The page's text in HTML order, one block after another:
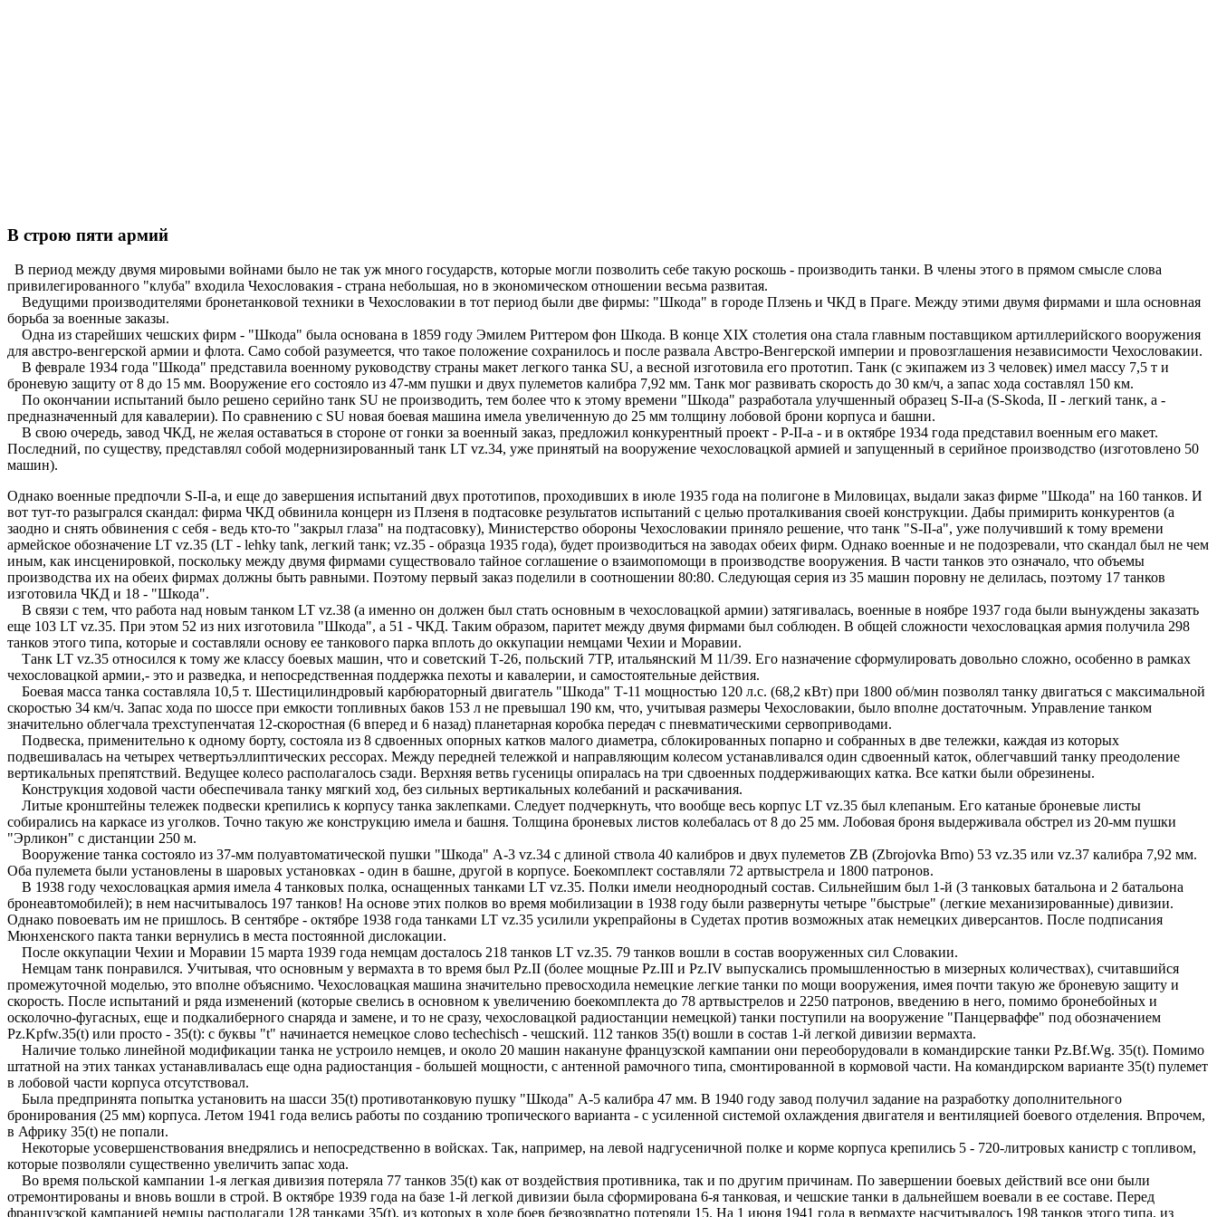
В строю пяти армий
В период между двумя мировыми войнами было не так уж много государств, которые могли позволить себе такую роскошь - производить танки. В члены этого в прямом смысле слова
привилегированного "клуба" входила Чехословакия - страна небольшая, но в экономическом отношении весьма развитая.
Ведущими производителями бронетанковой техники в Чехословакии в тот период были две фирмы: "Шкода" в городе Плзень и ЧКД в Праге. Между этими двумя фирмами и шла основная
борьба за военные заказы.
Одна из старейших чешских фирм - "Шкода" была основана в 1859 году Эмилем Риттером фон Шкода. В конце XIX столетия она стала главным поставщиком артиллерийского вооружения
для австро-венгерской армии и флота. Само собой разумеется, что такое положение сохранилось и после развала Австро-Венгерской империи и провозглашения независимости Чехословакии.
В феврале 1934 года "Шкода" представила военному руководству страны макет легкого танка SU, а весной изготовила его прототип. Танк (с экипажем из 3 человек) имел массу 7,5 т и
броневую защиту от 8 до 15 мм. Вооружение его состояло из 47-мм пушки и двух пулеметов калибра 7,92 мм. Танк мог развивать скорость до 30 км/ч, а запас хода составлял 150 км.
По окончании испытаний было решено серийно танк SU не производить, тем более что к этому времени "Шкода" разработала улучшенный образец S-II-a (S-Skoda, II - легкий танк, а -
предназначенный для кавалерии). По сравнению с SU новая боевая машина имела увеличенную до 25 мм толщину лобовой брони корпуса и башни.
В свою очередь, завод ЧКД, не желая оставаться в стороне от гонки за военный заказ, предложил конкурентный проект - Р-II-а - и в октябре 1934 года представил военным его макет.
Последний, по существу, представлял собой модернизированный танк LT vz.34, уже принятый на вооружение чехословацкой армией и запущенный в серийное производство (изготовлено 50
машин).
Однако военные предпочли S-II-a, и еще до завершения испытаний двух прототипов, проходивших в июле 1935 года на полигоне в Миловицах, выдали заказ фирме "Шкода" на 160 танков. И
вот тут-то разыгрался скандал: фирма ЧКД обвинила концерн из Плзеня в подтасовке результатов испытаний с целью проталкивания своей конструкции. Дабы примирить конкурентов (а
заодно и снять обвинения с себя - ведь кто-то "закрыл глаза" на подтасовку), Министерство обороны Чехословакии приняло решение, что танк "S-II-a", уже получивший к тому времени
армейское обозначение LT vz.35 (LT - lehky tank, легкий танк; vz.35 - образца 1935 года), будет производиться на заводах обеих фирм. Однако военные и не подозревали, что скандал был не чем
иным, как инсценировкой, поскольку между двумя фирмами существовало тайное соглашение о взаимопомощи в производстве вооружения. В части танков это означало, что объемы
производства их на обеих фирмах должны быть равными. Поэтому первый заказ поделили в соотношении 80:80. Следующая серия из 35 машин поровну не делилась, поэтому 17 танков
изготовила ЧКД и 18 - "Шкода".
В связи с тем, что работа над новым танком LT vz.38 (а именно он должен был стать основным в чехословацкой армии) затягивалась, военные в ноябре 1937 года были вынуждены заказать
еще 103 LT vz.35. При этом 52 из них изготовила "Шкода", а 51 - ЧКД. Таким образом, паритет между двумя фирмами был соблюден. В общей сложности чехословацкая армия получила 298
танков этого типа, которые и составляли основу ее танкового парка вплоть до оккупации немцами Чехии и Моравии.
Танк LT vz.35 относился к тому же классу боевых машин, что и советский Т-26, польский 7ТР, итальянский М 11/39. Его назначение сформулировать довольно сложно, особенно в рамках
чехословацкой армии,- это и разведка, и непосредственная поддержка пехоты и кавалерии, и самостоятельные действия.
Боевая масса танка составляла 10,5 т. Шестицилиндровый карбюраторный двигатель "Шкода" Т-11 мощностью 120 л.с. (68,2 кВт) при 1800 об/мин позволял танку двигаться с максимальной
скоростью 34 км/ч. Запас хода по шоссе при емкости топливных баков 153 л не превышал 190 км, что, учитывая размеры Чехословакии, было вполне достаточным. Управление танком
значительно облегчала трехступенчатая 12-скоростная (6 вперед и 6 назад) планетарная коробка передач с пневматическими сервоприводами.
Подвеска, применительно к одному борту, состояла из 8 сдвоенных опорных катков малого диаметра, сблокированных попарно и собранных в две тележки, каждая из которых
подвешивалась на четырех четвертьэллиптических рессорах. Между передней тележкой и направляющим колесом устанавливался один сдвоенный каток, облегчавший танку преодоление
вертикальных препятствий. Ведущее колесо располагалось сзади. Верхняя ветвь гусеницы опиралась на три сдвоенных поддерживающих катка. Все катки были обрезинены.
Конструкция ходовой части обеспечивала танку мягкий ход, без сильных вертикальных колебаний и раскачивания.
Литые кронштейны тележек подвески крепились к корпусу танка заклепками. Следует подчеркнуть, что вообще весь корпус LT vz.35 был клепаным. Его катаные броневые листы
собирались на каркасе из уголков. Точно такую же конструкцию имела и башня. Толщина броневых листов колебалась от 8 до 25 мм. Лобовая броня выдерживала обстрел из 20-мм пушки
"Эрликон" с дистанции 250 м.
Вооружение танка состояло из 37-мм полуавтоматической пушки "Шкода" А-3 vz.34 с длиной ствола 40 калибров и двух пулеметов ZB (Zbrojovka Brno) 53 vz.35 или vz.37 калибра 7,92 мм.
Оба пулемета были установлены в шаровых установках - один в башне, другой в корпусе. Боекомплект составляли 72 артвыстрела и 1800 патронов.
В 1938 году чехословацкая армия имела 4 танковых полка, оснащенных танками LT vz.35. Полки имели неоднородный состав. Сильнейшим был 1-й (3 танковых батальона и 2 батальона
бронеавтомобилей); в нем насчитывалось 197 танков! На основе этих полков во время мобилизации в 1938 году были развернуты четыре "быстрые" (легкие механизированные) дивизии.
Однако повоевать им не пришлось. В сентябре - октябре 1938 года танками LT vz.35 усилили укрепрайоны в Судетах против возможных атак немецких диверсантов. После подписания
Мюнхенского пакта танки вернулись в места постоянной дислокации.
После оккупации Чехии и Моравии 15 марта 1939 года немцам досталось 218 танков LT vz.35. 79 танков вошли в состав вооруженных сил Словакии.
Немцам танк понравился. Учитывая, что основным у вермахта в то время был Pz.II (более мощные Pz.III и Pz.IV выпускались промышленностью в мизерных количествах), считавшийся
промежуточной моделью, это вполне объяснимо. Чехословацкая машина значительно превосходила немецкие легкие танки по мощи вооружения, имея почти такую же броневую защиту и
скорость. После испытаний и ряда изменений (которые свелись в основном к увеличению боекомплекта до 78 артвыстрелов и 2250 патронов, введению в него, помимо бронебойных и
осколочно-фугасных, еще и подкалиберного снаряда и замене, и то не сразу, чехословацкой радиостанции немецкой) танки поступили на вооружение "Панцерваффе" под обозначением
Pz.Kpfw.35(t) или просто - 35(t): с буквы "t" начинается немецкое слово techechisch - чешский. 112 танков 35(t) вошли в состав 1-й легкой дивизии вермахта.
Наличие только линейной модификации танка не устроило немцев, и около 20 машин накануне французской кампании они переоборудовали в командирские танки Pz.Bf.Wg. 35(t). Помимо
штатной на этих танках устанавливалась еще одна радиостанция - большей мощности, с антенной рамочного типа, смонтированной в кормовой части. На командирском варианте 35(t) пулемет
в лобовой части корпуса отсутствовал.
Была предпринята попытка установить на шасси 35(t) противотанковую пушку "Шкода" А-5 калибра 47 мм. В 1940 году завод получил задание на разработку дополнительного
бронирования (25 мм) корпуса. Летом 1941 года велись работы по созданию тропического варианта - с усиленной системой охлаждения двигателя и вентиляцией боевого отделения. Впрочем,
в Африку 35(t) не попали.
Некоторые усовершенствования внедрялись и непосредственно в войсках. Так, например, на левой надгусеничной полке и корме корпуса крепились 5 - 720-литровых канистр с топливом,
которые позволяли существенно увеличить запас хода.
Во время польской кампании 1-я легкая дивизия потеряла 77 танков 35(t) как от воздействия противника, так и по другим причинам. По завершении боевых действий все они были
отремонтированы и вновь вошли в строй. В октябре 1939 года на базе 1-й легкой дивизии была сформирована 6-я танковая, и чешские танки в дальнейшем воевали в ее составе. Перед
французской кампанией немцы располагали 128 танками 35(t), из которых в ходе боев безвозвратно потеряли 15. На 1 июня 1941 года в вермахте насчитывалось 198 танков этого типа, из